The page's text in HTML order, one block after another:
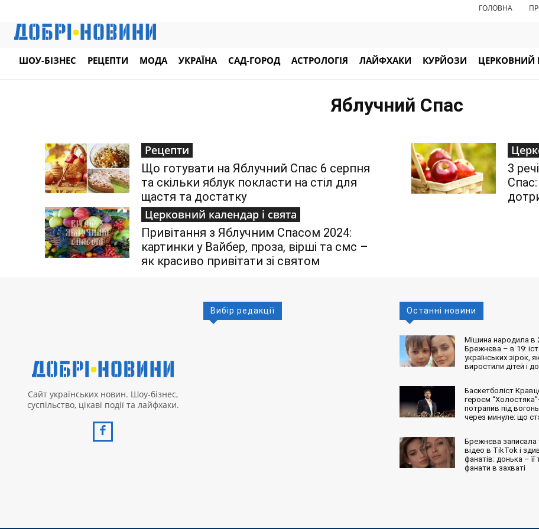
ГОЛОВНА
ШОУ-БІЗНЕС РЕЦЕПТИ МОДА УКРАЇНА САД-ГОРОД АСТРОЛОГІЯ ЛАЙФХАКИ КУРЙОЗИ ЦЕРКОВНИЙ
Яблучний Спас
Рецепти
Що готувати на Яблучний Спас 6 серпня
та скільки яблук покласти на стіл для
щастя та достатку
3
Церковний календар і свята
Привітання з Яблучним Спасом 2024:
картинки у Вайбер, проза, вірші та смс –
як красиво привітати зі святом
Сайт українських новин. Шоу-бізнес,
суспільство, цікаві події та лайфхаки.
Вибір редакції Останні новини
Мішина народила в
Брежнєва – в 19:
українських зірок,
виростили дітей і
Баскетболіст
героєм
потрапив під
через минуле: що
Брежнєва записала
відео в TikTok і
фанатів: донька – її
фанати в захваті